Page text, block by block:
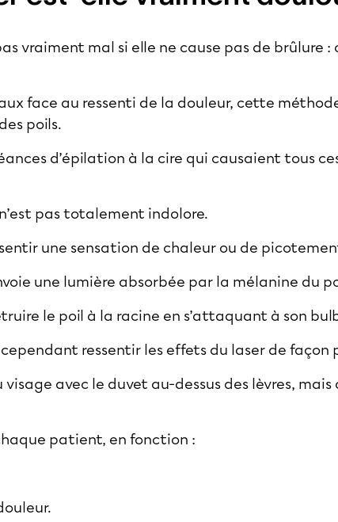
vraiment mal si elle ne cause pas de brûlure :
face au ressenti de la douleur, cette
poils.
d’épilation à la cire qui causaient tous
pas totalement indolore.
une sensation de chaleur ou de
une lumière absorbée par la mélanine du
le poil à la racine en s’attaquant à son
cependant ressentir les effets du laser de façon
avec le duvet au-dessus des lèvres, mais
patient, en fonction :